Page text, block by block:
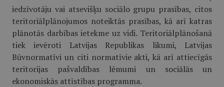
iedzīvotāju vai atsevišķu sociālo grupu prasības, citos
teritoriālplānojumos noteiktās prasības, kā arī katras
plānotās darbības ietekme uz vidi. Teritoriālplānošanā
tiek ievēroti Latvijas Republikas likumi, Latvijas
Būvnormatīvi un citi normatīvie akti, kā arī attiecīgās
teritorijas pašvaldības lēmumi un sociālās un
ekonomiskās attīstības programma.